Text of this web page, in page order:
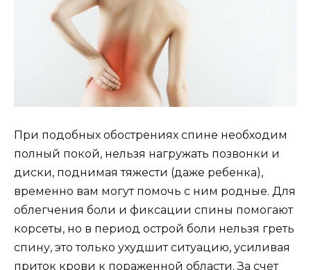
При подобных обострениях спине необходим
полный покой, нельзя нагружать позвонки и
диски, поднимая тяжести (даже ребенка),
временно вам могут помочь с ним родные. Для
облегчения боли и фиксации спины помогают
корсеты, но в период острой боли нельзя греть
спину, это только ухудшит ситуацию, усиливая
приток крови к пораженной области. За счет